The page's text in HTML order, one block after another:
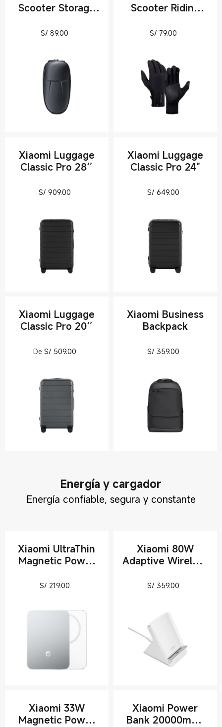
Scooter Storage
S/89.00
Scooter Riding
S/ 79.00
Xiaomi Luggage
Classic Pro 28‘’
S/ 909.00
Xiaomi Luggage
Classic Pro 24"
S/ 649.00
Xiaomi Luggage
Classic Pro 20‘’
De S/ 509.00
Xiaomi Business
Backpack
S/ 359.00
Energía y cargador
Energía confiable, segura y constante
Xiaomi UltraThin
Magnetic Power
S/ 219.00
Xiaomi 80W
Adaptive Wireless
S/ 359.00
Xiaomi 33W
Magnetic Power
Xiaomi Power
Bank 20000mAh